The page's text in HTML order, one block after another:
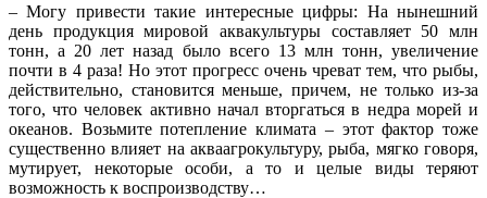
– Могу привести такие интересные цифры: На нынешний
день продукция мировой аквакультуры составляет 50 млн
тонн, а 20 лет назад было всего 13 млн тонн, увеличение
почти в 4 раза! Но этот прогресс очень чреват тем, что рыбы,
действительно, становится меньше, причем, не только из-за
того, что человек активно начал вторгаться в недра морей и
океанов. Возьмите потепление климата – этот фактор тоже
существенно влияет на акваагрокультуру, рыба, мягко говоря,
мутирует, некоторые особи, а то и целые виды теряют
возможность к воспроизводству…